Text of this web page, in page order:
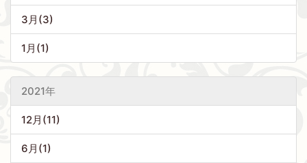
3月(3)
1月(1)
2021年
12月(11)
6月(1)